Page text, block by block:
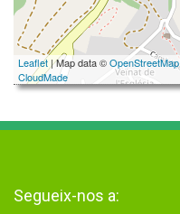
Leaflet | Map data ©OpenStreetMap
CloudMade
Segueix-nos a: